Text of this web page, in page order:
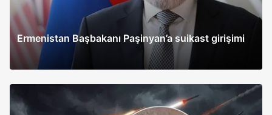
Ermenistan Başbakanı Paşinyan’a suikast girişimi